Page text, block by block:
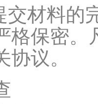
交材料的
格保密。
议。